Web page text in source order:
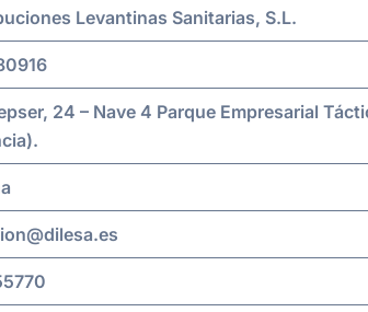
Levantinas Sanitarias, S.L.
24 – Nave 4 Parque Empresarial
).